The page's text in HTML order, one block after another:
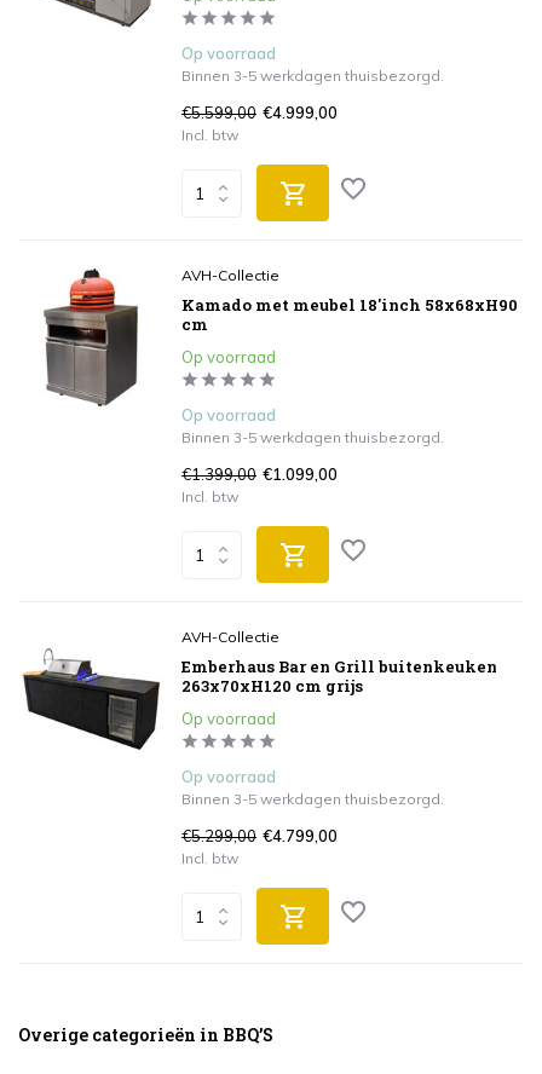
Op voorraad
Binnen 3-5 werkdagen thuisbezorgd.
€5.599,00 €4.999,00
Incl. btw
AVH-Collectie
Kamado met meubel 18'inch 58x68xH90
cm
Op voorraad
Op voorraad
Binnen 3-5 werkdagen thuisbezorgd.
€1.399,00 €1.099,00
Incl. btw
AVH-Collectie
Emberhaus Bar en Grill buitenkeuken
263x70xH120 cm grijs
Op voorraad
Op voorraad
Binnen 3-5 werkdagen thuisbezorgd.
€5.299,00 €4.799,00
Incl. btw
Overige categorieën in BBQ’S